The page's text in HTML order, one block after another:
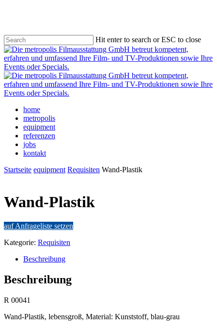
content
Hit enter to search or ESC to close
Close
Search
Menu
home
metropolis
equipment
referenzen
jobs
kontakt
Startseite equipment Requisiten Wand-Plastik
Wand-Plastik
auf Anfrageliste setzen
Kategorie: Requisiten
Beschreibung
Beschreibung
R 00041
Wand-Plastik, lebensgroß, Material: Kunststoff, blau-grau